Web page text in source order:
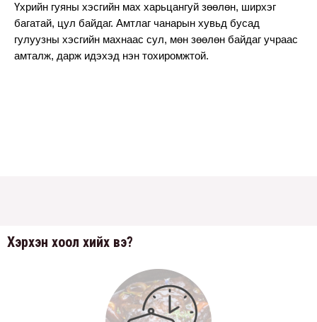
Үхрийн гуяны хэсгийн мах харьцангуй зөөлөн, ширхэг
багатай, цул байдаг. Амтлаг чанарын хувьд бусад
гулуузны хэсгийн махнаас сул, мөн зөөлөн байдаг учраас
амталж, дарж идэхэд нэн тохиромжтой.
Хэрхэн хоол хийх вэ?